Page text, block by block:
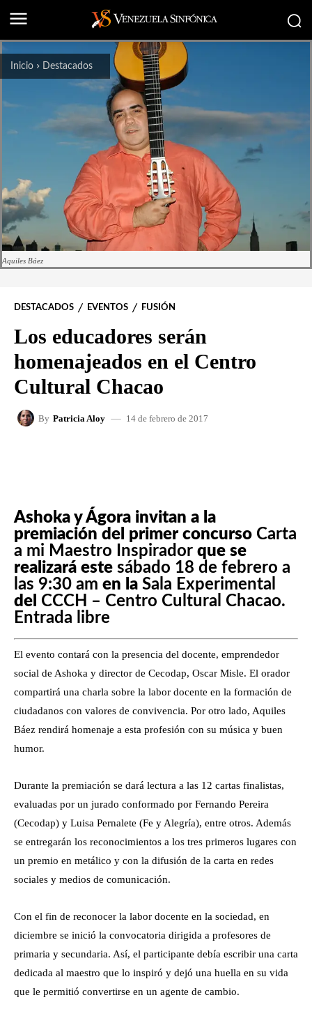
Inicio Destacados
Aquiles Báez
DESTACADOS EVENTOS FUSIÓN
Los educadores serán
homenajeados en el Centro
Cultural Chacao
By Patricia Aloy 14 de febrero de 2017
Ashoka y Ágora invitan a la
premiación del primer concurso Carta
a mi Maestro Inspirador que se
realizará este sábado 18 de febrero a
las 9:30 am en la Sala Experimental
del CCCH – Centro Cultural Chacao.
Entrada libre
El evento contará con la presencia del docente, emprendedor
social de Ashoka y director de Cecodap, Oscar Misle. El orador
compartirá una charla sobre la labor docente en la formación de
ciudadanos con valores de convivencia. Por otro lado, Aquiles
Báez rendirá homenaje a esta profesión con su música y buen
humor.
Durante la premiación se dará lectura a las 12 cartas finalistas,
evaluadas por un jurado conformado por Fernando Pereira
(Cecodap) y Luisa Pernalete (Fe y Alegría), entre otros. Además
se entregarán los reconocimientos a los tres primeros lugares con
un premio en metálico y con la difusión de la carta en redes
sociales y medios de comunicación.
Con el fin de reconocer la labor docente en la sociedad, en
diciembre se inició la convocatoria dirigida a profesores de
primaria y secundaria. Así, el participante debía escribir una carta
dedicada al maestro que lo inspiró y dejó una huella en su vida
que le permitió convertirse en un agente de cambio.